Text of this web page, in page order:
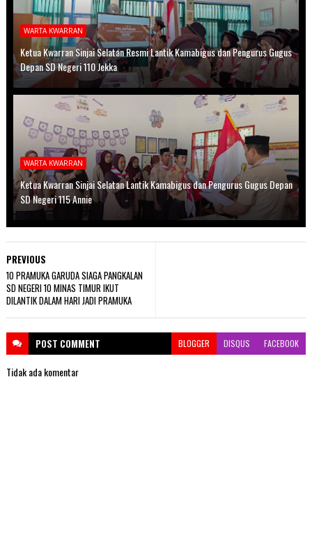
WARTA KWARRAN
Ketua Kwarran Sinjai Selatan Resmi Lantik Kamabigus dan Pengurus Gugus
Depan SD Negeri 110 Jekka
WARTA KWARRAN
Ketua Kwarran Sinjai Selatan Lantik Kamabigus dan Pengurus Gugus Depan
SD Negeri 115 Annie
PREVIOUS
10 PRAMUKA GARUDA SIAGA PANGKALAN
SD NEGERI 10 MINAS TIMUR IKUT
DILANTIK DALAM HARI JADI PRAMUKA
POST COMMENT BLOGGER DISQUS FACEBOOK
Tidak ada komentar